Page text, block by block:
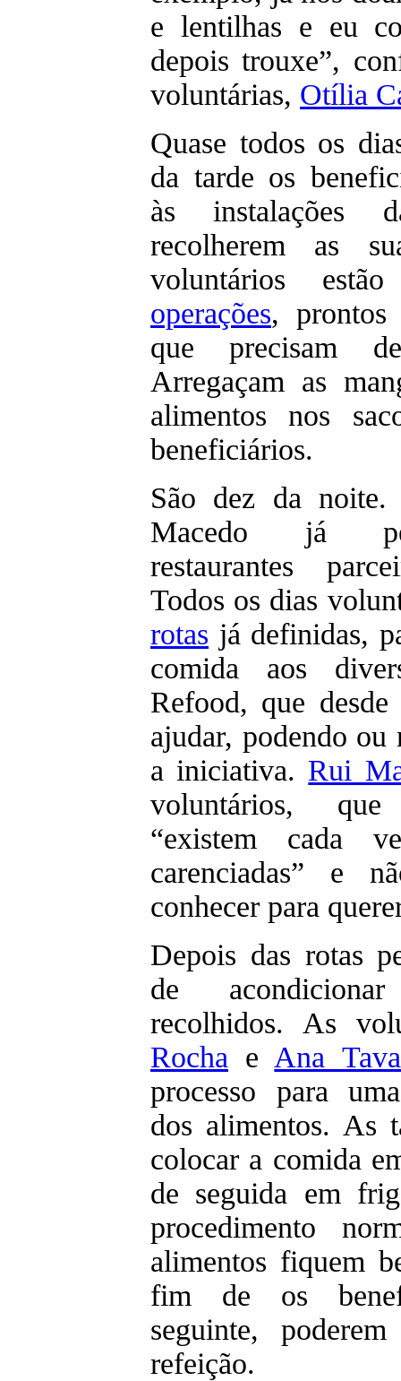
e lentilhas e eu
depois trouxe”,
voluntárias, Otília
Quase todos os
da tarde os
às instalações
recolherem as
voluntários
operações, prontos
que precisam
Arregaçam as
alimentos nos
beneficiários.
São dez da
Macedo já
restaurantes
Todos os dias
rotas já definidas,
comida aos
Refood, que
ajudar, podendo
a iniciativa. Rui
voluntários,
“existem cada
carenciadas” e
conhecer para
Depois das rotas
de
recolhidos. As
Rocha e Ana
processo para
dos alimentos. As
colocar a comida
de seguida em
procedimento
alimentos fiquem
fim de os
seguinte,
refeição.